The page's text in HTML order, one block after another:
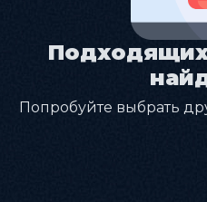
Попробуйте выбрать